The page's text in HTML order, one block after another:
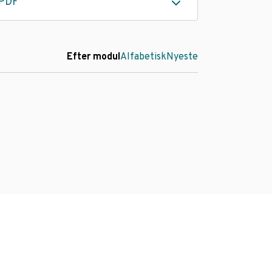
Efter modulAlfabetiskNyeste